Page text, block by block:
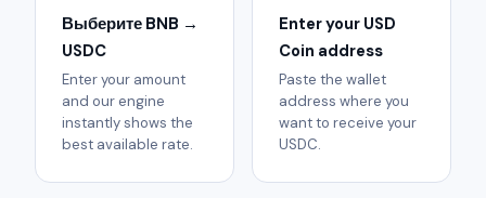
Выберите BNB →
USDC
Enter your amount
and our engine
instantly shows the
best available rate.
Enter your USD
Coin address
Paste the wallet
address where you
want to receive your
USDC.